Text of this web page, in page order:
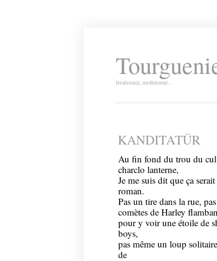
Irrationnel, molletonné…
KANDITATÜR
Au fin fond du trou du
charclo lanterne,
Je me suis dit que ça
roman.
Pas un tire dans la rue,
comètes de Harley
pour y voir une étoile de
boys,
pas même un loup
de